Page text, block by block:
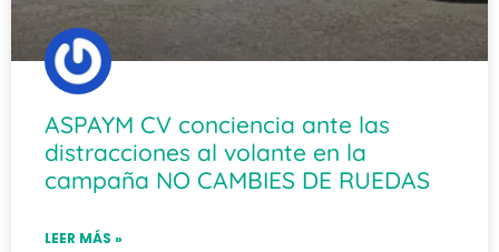
ASPAYM CV conciencia ante las
distracciones al volante en la
campaña NO CAMBIES DE RUEDAS
LEER MÁS »